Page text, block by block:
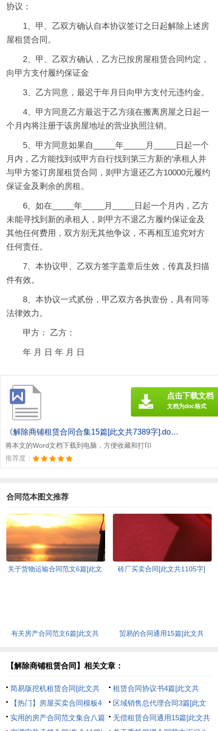
协议：
1、甲、乙双方确认自本协议签订之日起解除上述房
屋租赁合同。
2、甲、乙双方确认，乙方已按房屋租赁合同约定，
向甲方支付履约保证金
3、乙方同意，最迟于年月日向甲方支付元违约金。
4、甲方同意乙方最迟于乙方须在搬离房屋之日起一
个月内将注册于该房屋地址的营业执照注销。
5、甲方同意如果自_____年_____月_____日起一个
月内，乙方能找到或甲方自行找到第三方新的'承租人并
与甲方签订房屋租赁合同，则甲方退还乙方10000元履约
保证金及剩余的房租。
6、如在_____年_____月_____日起一个月内，乙方
未能寻找到新的承租人，则甲方不退乙方履约保证金及
其他任何费用，双方别无其他争议，不再相互追究对方
任何责任。
7、本协议甲、乙双方签字盖章后生效，传真及扫描
件有效。
8、本协议一式贰份，甲乙双方各执壹份，具有同等
法律效力。
甲方： 乙方：
年 月 日 年 月 日
《解除商铺租赁合同合集15篇[此文共7389字].doc》
将本文的Word文档下载到电脑，方便收藏和打印
推荐度：
点击下载文档
文档为doc格式
合同范本图文推荐
关于货物运输合同范文6篇[此文
砖厂买卖合同[此文共1105字]
有关房产合同范文6篇[此文共
贸易的合同通用15篇[此文共
【解除商铺租赁合同】相关文章：
简易版挖机租赁合同[此文共
2219字]
租赁合同协议书4篇[此文共
1897字]
【热门】房屋买卖合同模板4
篇[此文共5238字]
区域销售总代理合同3篇[此文
共2838字]
实用的房产合同范文集合八篇
无偿租赁合同通用15篇[此文共